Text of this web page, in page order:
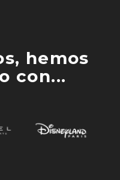
hemos
con...